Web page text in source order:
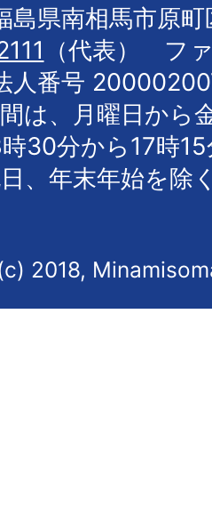
県南相馬市原町
（代表） フ
人番号
は、月曜日から
30分から17時
、年末年始を除
2018,